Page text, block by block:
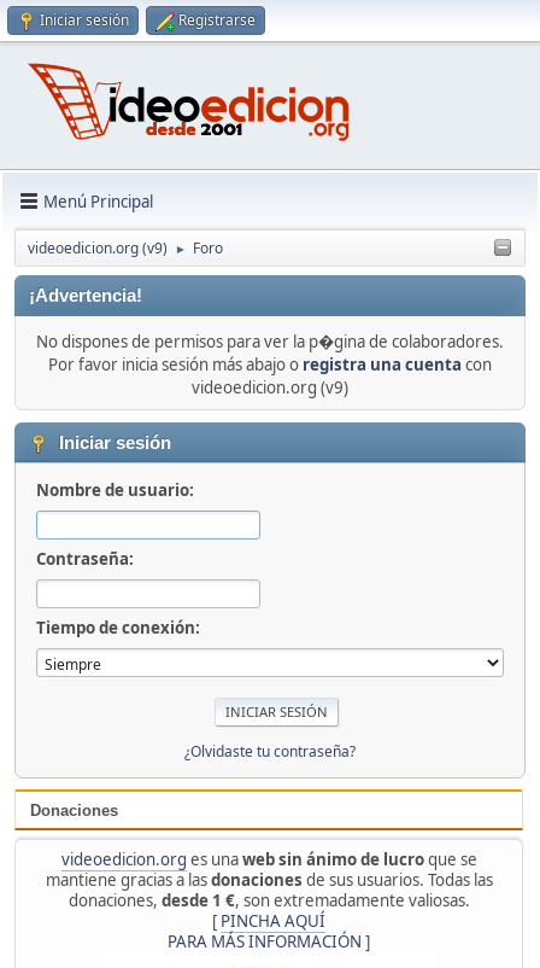
Iniciar sesión Registrarse
Menú Principal
videoedicion.org (v9) ► Foro
Donaciones
videoedicion.org es unaweb sin ánimo de lucroque se
mantiene gracias a lasdonaciones de sus usuarios. Todas las
donaciones, desde 1 €, son extremadamente valiosas.
[ PINCHA AQUÍ
PARA MÁS INFORMACIÓN ]
¡Advertencia!
No dispones de permisos para ver la p�gina de colaboradores.
Por favor inicia sesión más abajo o registra una cuenta con
videoedicion.org (v9)
Iniciar sesión
Nombre de usuario:
Contraseña:
Tiempo de conexión:
¿Olvidaste tu contraseña?